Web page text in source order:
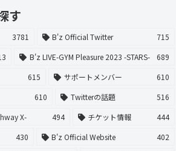
す
3781 B'z Official Twitter
715
B'z LIVE-GYM Pleasure 2023 -STARS-
689
615 サポートメンバー
610
610 Twitterの話題
516
X-
494 チケット情報
444
430 B'z Official Website
402